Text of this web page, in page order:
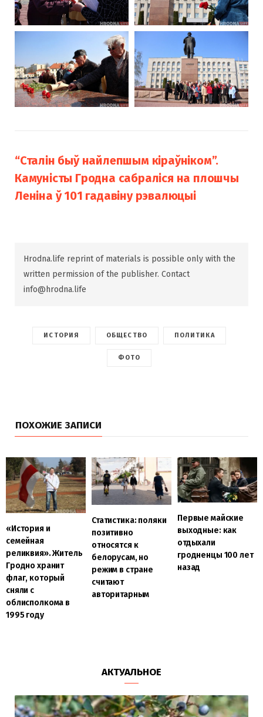
“Сталін быў найлепшым кіраўніком”.
Камуністы Гродна сабраліся на плошчы
Леніна ў 101 гадавіну рэвалюцыі
Hrodna.life reprint of materials is possible only with the
written permission of the publisher. Contact
info@hrodna.life
ИСТОРИЯ ОБЩЕСТВО ПОЛИТИКА
ФОТО
ПОХОЖИЕ ЗАПИСИ
«История и
семейная
реликвия». Житель
Гродно хранит
флаг, который
сняли с
облисполкома в
1995 году
Статистика: поляки
позитивно
относятся к
белорусам, но
режим в стране
считают
авторитарным
Первые майские
выходные: как
отдыхали
гродненцы 100 лет
назад
АКТУАЛЬНОЕ